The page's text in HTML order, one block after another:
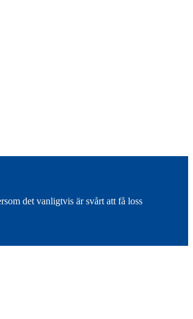
det vanligtvis är svårt att få loss